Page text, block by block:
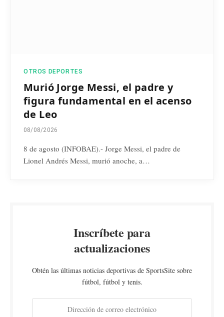
OTROS DEPORTES
Murió Jorge Messi, el padre y
figura fundamental en el acenso
de Leo
08/08/2026
8 de agosto (INFOBAE).- Jorge Messi, el padre de
Lionel Andrés Messi, murió anoche, a…
Inscríbete para
actualizaciones
Obtén las últimas noticias deportivas de SportsSite sobre
fútbol, fútbol y tenis.